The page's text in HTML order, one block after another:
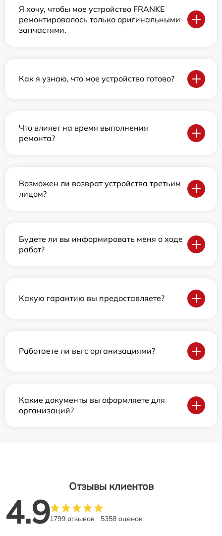
Я хочу, чтобы мое устройство FRANKE
ремонтировалось только оригинальными
запчастями.
Как я узнаю, что мое устройство готово?
Что влияет на время выполнения
ремонта?
Возможен ли возврат устройства третьим
лицом?
Будете ли вы информировать меня о ходе
работ?
Какую гарантию вы предоставляете?
Работаете ли вы с организациями?
Какие документы вы оформляете для
организаций?
Отзывы клиентов
4.91799 отзывов 5358 оценок